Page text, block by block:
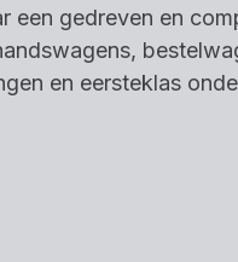
gedreven en
en eersteklas